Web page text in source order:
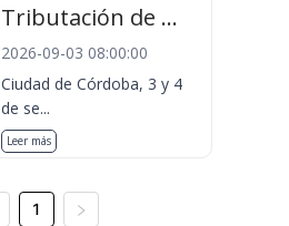
Tributación de ...
2026-09-03 08:00:00
Ciudad de Córdoba, 3 y 4
de se...
Leer más
1